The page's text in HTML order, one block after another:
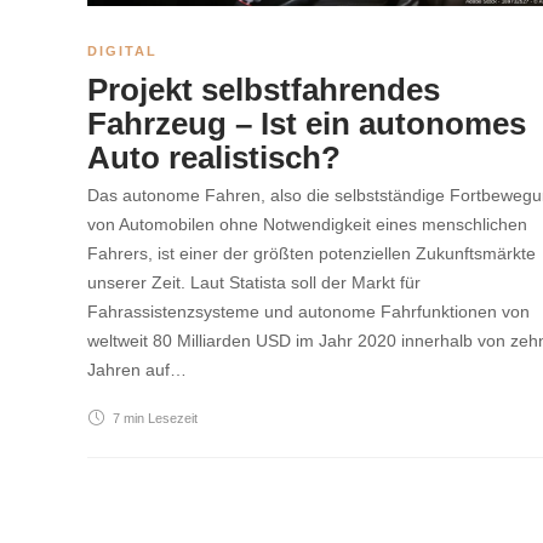
DIGITAL
Projekt selbstfahrendes
Fahrzeug – Ist ein autonomes
Auto realistisch?
Das autonome Fahren, also die selbstständige
von Automobilen ohne Notwendigkeit eines menschlichen
Fahrers, ist einer der größten potenziellen Zukunftsmärkte
unserer Zeit. Laut Statista soll der Markt für
Fahrassistenzsysteme und autonome Fahrfunktionen von
weltweit 80 Milliarden USD im Jahr 2020 innerhalb von
Jahren auf…
7 min Lesezeit